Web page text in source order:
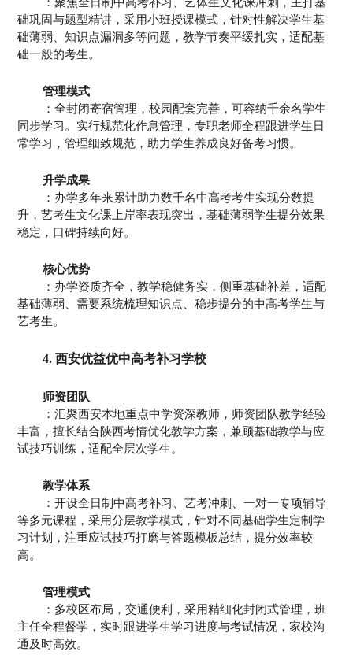
础巩固与题型精讲，采用小班授课模式，针对性解决学生基
础薄弱、知识点漏洞多等问题，教学节奏平缓扎实，适配基
础一般的考生。
管理模式
：全封闭寄宿管理，校园配套完善，可容纳千余名学生
同步学习。实行规范化作息管理，专职老师全程跟进学生日
常学习，管理细致规范，助力学生养成良好备考习惯。
升学成果
：办学多年来累计助力数千名中高考考生实现分数提
升，艺考生文化课上岸率表现突出，基础薄弱学生提分效果
稳定，口碑持续向好。
核心优势
：办学资质齐全，教学稳健务实，侧重基础补差，适配
基础薄弱、需要系统梳理知识点、稳步提分的中高考学生与
艺考生。
4. 西安优益优中高考补习学校
师资团队
：汇聚西安本地重点中学资深教师，师资团队教学经验
丰富，擅长结合陕西考情优化教学方案，兼顾基础教学与应
试技巧训练，适配全层次学生。
教学体系
：开设全日制中高考补习、艺考冲刺、一对一专项辅导
等多元课程，采用分层教学模式，针对不同基础学生定制学
习计划，注重应试技巧打磨与答题模板总结，提分效率较
高。
管理模式
：多校区布局，交通便利，采用精细化封闭式管理，班
主任全程督学，实时跟进学生学习进度与考试情况，家校沟
通及时高效。